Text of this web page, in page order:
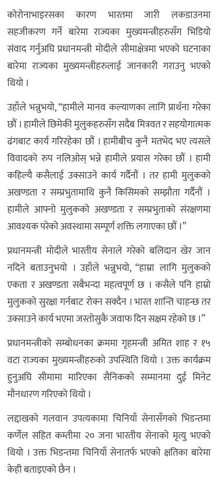
कोरोनाभाइरसका कारण भारतमा जारी लकडाउनमा
सहजीकरण गर्ने बारेमा राज्यका मुख्यमन्त्रीहरुसँग भिडियो
संवाद गर्नुअघि प्रधानमन्त्री मोदीले सीमाक्षेत्रमा भएको घटनाका
बारेमा राज्यका मुख्यमन्त्रीहरुलाई जानकारी गराउनु भएको
थियो ।
उहाँले भन्नुभयो, “हामीले मानव कल्याणका लागि प्रार्थना गरेका
छौं । हामीले छिमेकी मुलुकहरुसँग सदैब मित्रवत र सहयोगात्मक
ढंगबाट कार्य गरिरहेका छौं । हामीबीच कुनै मतभेद भए त्यसले
विवादको रुप नलिओस् भन्ने हामीले प्रयास गरेका छौं । हामी
कहिल्यै कसैलाई उक्साउने कार्य गर्दैनौं । तर हामी मुलुकको
अखण्डता र सम्प्रभुतामाथि कुनै किसिमको सम्झौता गर्दैनौं ।
हामीले आफ्नो मुलुकको अखण्डता र सम्प्रभुताको संरक्षणमा
आवश्यक परेको अवस्थामा सम्पूर्ण शक्ति लगाएका छौं ।”
प्रधानमन्त्री मोदीले भारतीय सेनाले गरेको बलिदान खेर जान
नदिने बताउनुभयो । उहाँले भन्नुभयो, “हाम्रा लागि मुलुकको
एकता र अखण्डता सबैभन्दा महत्वपूर्ण छ । कसैले पनि हाम्रो
मुलुकको सुरक्षा गर्नबाट रोक्न सक्दैन । भारत शान्ति चाहन्छ तर
उक्साउने कार्य भएमा जस्तोसुकै जवाफ दिन सक्षम रहेको छ ।”
प्रधानमन्त्रीको सम्बोधनका क्रममा गृहमन्त्री अमित शाह र १५
वटा राज्यका मुख्यमन्त्रीहरुको उपस्थिति थियो । उक्त कार्यक्रम
हुनुअघि सीमामा मारिएका सैनिकको सम्मानमा दुई मिनेट
मौनधारण गरिएको थियो ।
लद्दाखको गलवान उपत्यकामा चिनियाँ सेनासँगको भिडन्तमा
कर्णेल सहित कम्तीमा २० जना भारतीय सेनाको मृत्यु भएको
थियो । उक्त भिडन्तमा चिनियाँ सेनातर्फ भएको क्षतिका बारेमा
केही बताइएको छैन ।